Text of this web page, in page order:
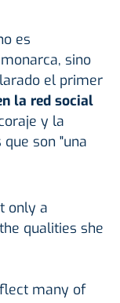
es
sino
el primer
la red social
y la
son "una
only a
qualities she
many of